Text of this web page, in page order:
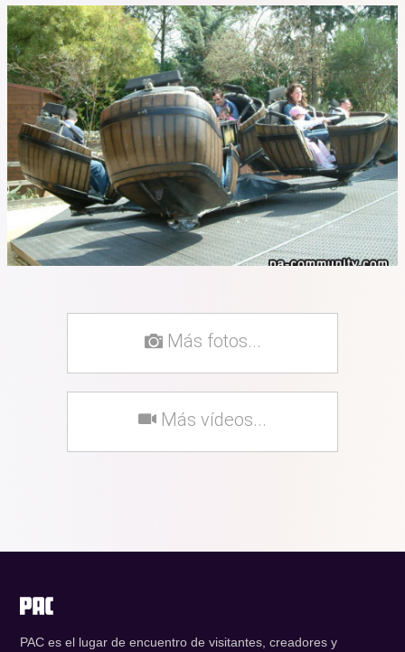
Más fotos...
Más vídeos...
PAC es el lugar de encuentro de visitantes, creadores y